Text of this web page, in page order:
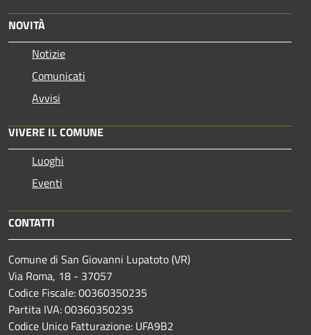
NOVITÀ
Notizie
Comunicati
Avvisi
VIVERE IL COMUNE
Luoghi
Eventi
CONTATTI
Comune di San Giovanni Lupatoto (VR)
Via Roma, 18 - 37057
Codice Fiscale: 00360350235
Partita IVA: 00360350235
Codice Unico Fatturazione: UFA9B2